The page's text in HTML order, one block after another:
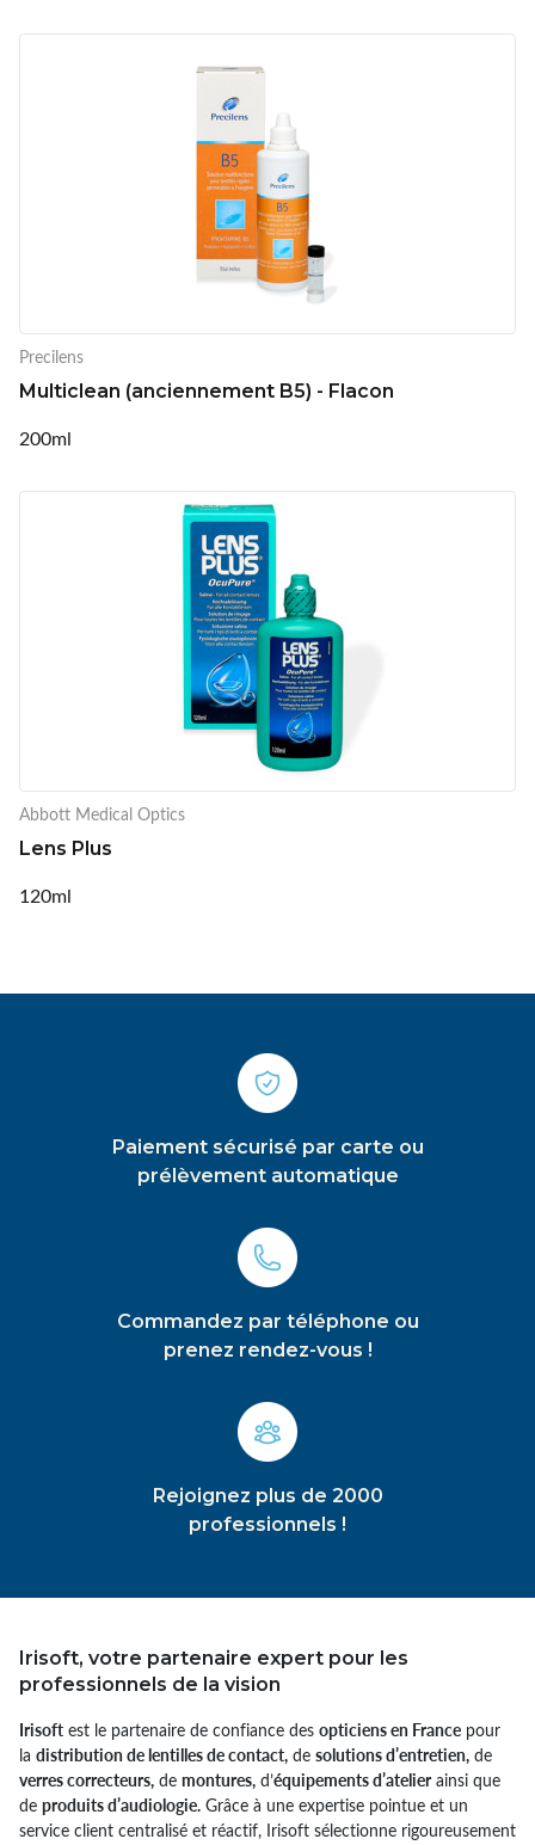
Precilens
Multiclean (anciennement B5) - Flacon
200ml
Abbott Medical Optics
Lens Plus
120ml
Paiement sécurisé par carte ou
prélèvement automatique
Commandez par téléphone ou
prenez rendez-vous !
Rejoignez plus de 2000
professionnels !
Irisoft, votre partenaire expert pour les
professionnels de la vision
Irisoft est le partenaire de confiance des opticiens en France pour
la distribution de lentilles de contact, de solutions d’entretien, de
verres correcteurs, de montures, d’équipements d’atelierainsi que
de produits d’audiologie. Grâce à une expertise pointue et un
service client centralisé et réactif, Irisoft sélectionne rigoureusement